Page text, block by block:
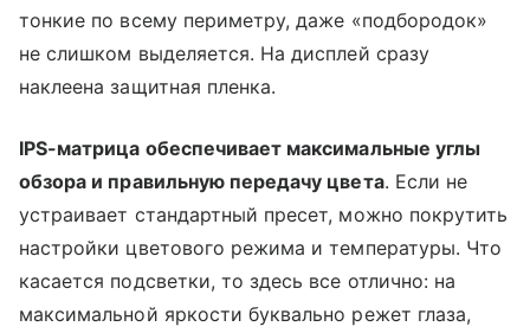
тонкие по всему периметру, даже «подбородок»
не слишком выделяется. На дисплей сразу
наклеена защитная пленка.
IPS-матрица обеспечивает максимальные углы
обзора и правильную передачу цвета. Если не
устраивает стандартный пресет, можно покрутить
настройки цветового режима и температуры. Что
касается подсветки, то здесь все отлично: на
максимальной яркости буквально режет глаза,